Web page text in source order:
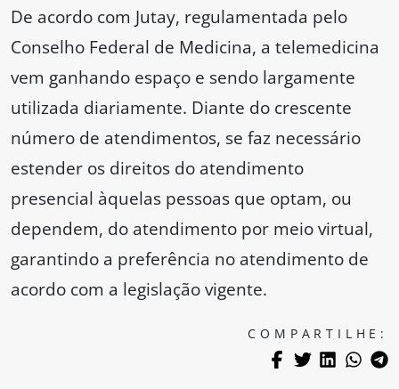
De acordo com Jutay, regulamentada pelo
Conselho Federal de Medicina, a telemedicina
vem ganhando espaço e sendo largamente
utilizada diariamente. Diante do crescente
número de atendimentos, se faz necessário
estender os direitos do atendimento
presencial àquelas pessoas que optam, ou
dependem, do atendimento por meio virtual,
garantindo a preferência no atendimento de
acordo com a legislação vigente.
COMPARTILHE: